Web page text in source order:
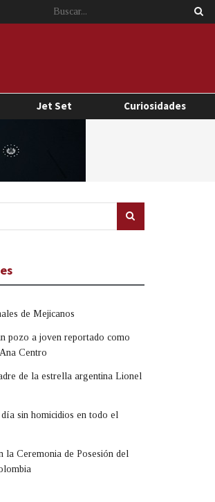
Jet Set Curiosidades
de Mejicanos
pozo a joven reportado como
Centro
de la estrella argentina Lionel
sin homicidios en todo el
la Ceremonia de Posesión del